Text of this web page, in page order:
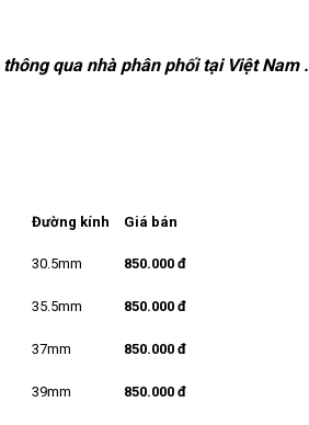
thông qua nhà phân phối tại Việt Nam .
Đường kính Giá bán
30.5mm 850.000 đ
35.5mm 850.000 đ
37mm 850.000 đ
39mm 850.000 đ